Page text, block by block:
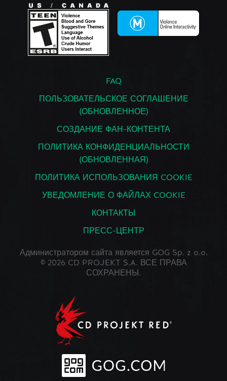
FAQ
ПОЛЬЗОВАТЕЛЬСКОЕ СОГЛАШЕНИЕ
(ОБНОВЛЕННОЕ)
СОЗДАНИЕ ФАН-КОНТЕНТА
ПОЛИТИКА КОНФИДЕНЦИАЛЬНОСТИ
(ОБНОВЛЕННАЯ)
ПОЛИТИКА ИСПОЛЬЗОВАНИЯ COOKIE
УВЕДОМЛЕНИЕ О ФАЙЛАХ COOKIE
КОНТАКТЫ
ПРЕСС-ЦЕНТР
Администратором сайта является GOG Sp. z o.o.
© 2026 CD PROJEKT S.A. ВСЕ ПРАВА
СОХРАНЕНЫ.